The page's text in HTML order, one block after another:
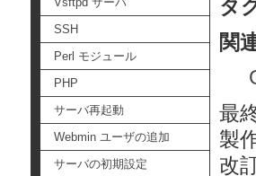
SSH
Perl モジュール
PHP
サーバ再起動
Webmin ユーザの追加
サーバの初期設定
タ
関
最
製
改